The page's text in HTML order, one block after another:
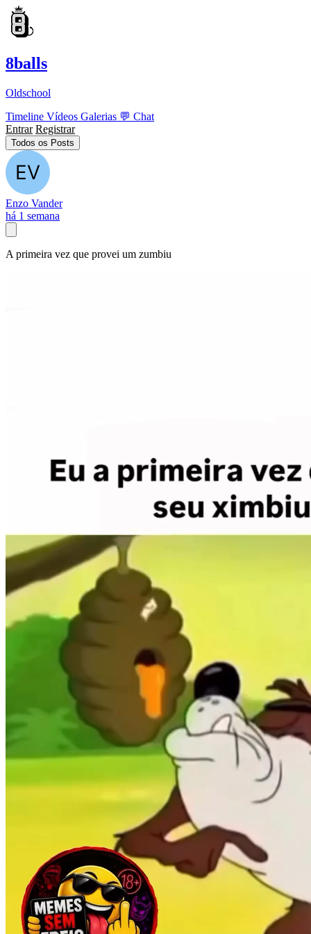
8balls
Oldschool
Timeline Vídeos Galerias 💬 Chat
Entrar Registrar
Todos os Posts
Enzo Vander
há 1 semana
A primeira vez que provei um zumbiu